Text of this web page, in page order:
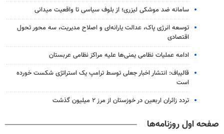
سامانه ضد موشکی لیزری؛ از بلوف سیاسی تا واقعیت میدانی
توسعه انرژی پاک، عدالت یارانه‌ای و اصلاح مدیریت، سه محور تحول
اقتصادی
ادامه عملیات نظامی یمنی‌ها علیه مراکز نظامی عربستان
قالیباف: انتشار اخبار جعلی توسط ترامپ یک استراتژی شکست خورده
است
تردد زائران اربعین در خوزستان از مرز ۲ میلیون گذشت
صفحه اول روزنامه‌ها